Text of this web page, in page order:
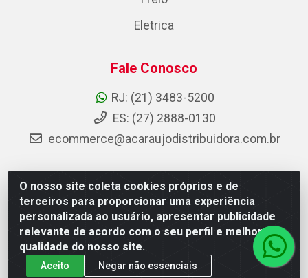
O nosso site coleta cookies próprios e de
terceiros para proporcionar uma experiência
personalizada ao usuário, apresentar publicidade
relevante de acordo com o seu perfil e melhorar a
qualidade do nosso site.
Aceito Negar não essenciais
Eletrica
Fale Conosco
RJ: (21) 3483-5200
ES: (27) 2888-0130
ecommerce@acaraujodistribuidora.com.br
AC Araujo Distribuidora - Rua Carneiro de Campos, 42 -
São Cristóvão, Rio de Janeiro/RJ - CEP 20.920-410 -
CNPJ 08.744.753/0003-85